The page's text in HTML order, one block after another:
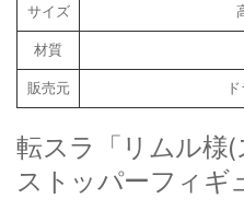
サイズ
材質
販売元
転スラ「リムル様
ストッパーフィギ